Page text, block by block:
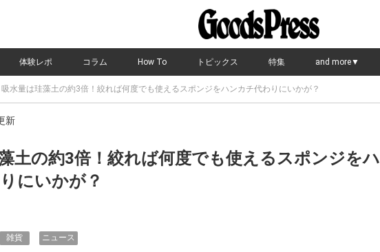
体験レポ コラム How To トピックス 特集 and more▼
吸水量は珪藻土の約3倍！絞れば何度でも使えるスポンジをハンカチ代わりにいかが？
新
土の約3倍！絞れば何度でも使えるスポンジをハ
にいかが？
雑貨 ニュース